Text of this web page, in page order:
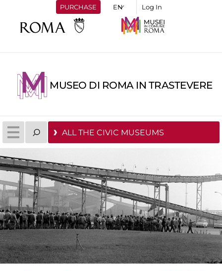
PURCHASE Log In
MUSEO DI ROMA IN TRASTEVERE
ALL THE CIVIC MUSEUMS